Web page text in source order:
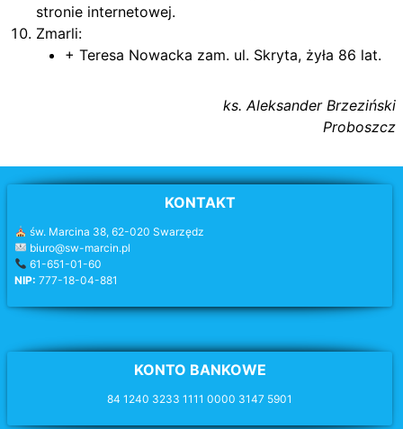
stronie internetowej.
Zmarli:
+ Teresa Nowacka zam. ul. Skryta, żyła 86 lat.
ks. Aleksander Brzeziński
Proboszcz
KONTAKT
św. Marcina 38, 62-020 Swarzędz
biuro@sw-marcin.pl
61-651-01-60
NIP: 777-18-04-881
KONTO BANKOWE
84 1240 3233 1111 0000 3147 5901